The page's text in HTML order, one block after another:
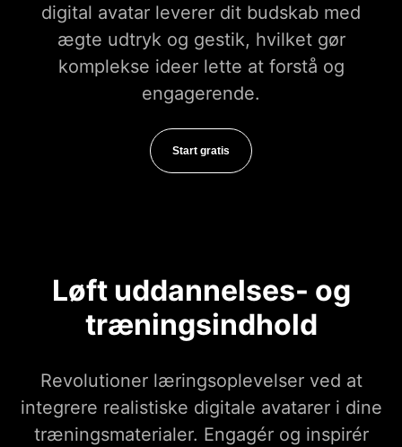
digital avatar leverer dit budskab med
ægte udtryk og gestik, hvilket gør
komplekse ideer lette at forstå og
engagerende.
Start gratis
Løft uddannelses- og
træningsindhold
Revolutioner læringsoplevelser ved at
integrere realistiske digitale avatarer i dine
træningsmaterialer. Engagér og inspirér